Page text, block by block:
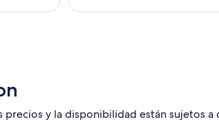
y la disponibilidad están sujetos a